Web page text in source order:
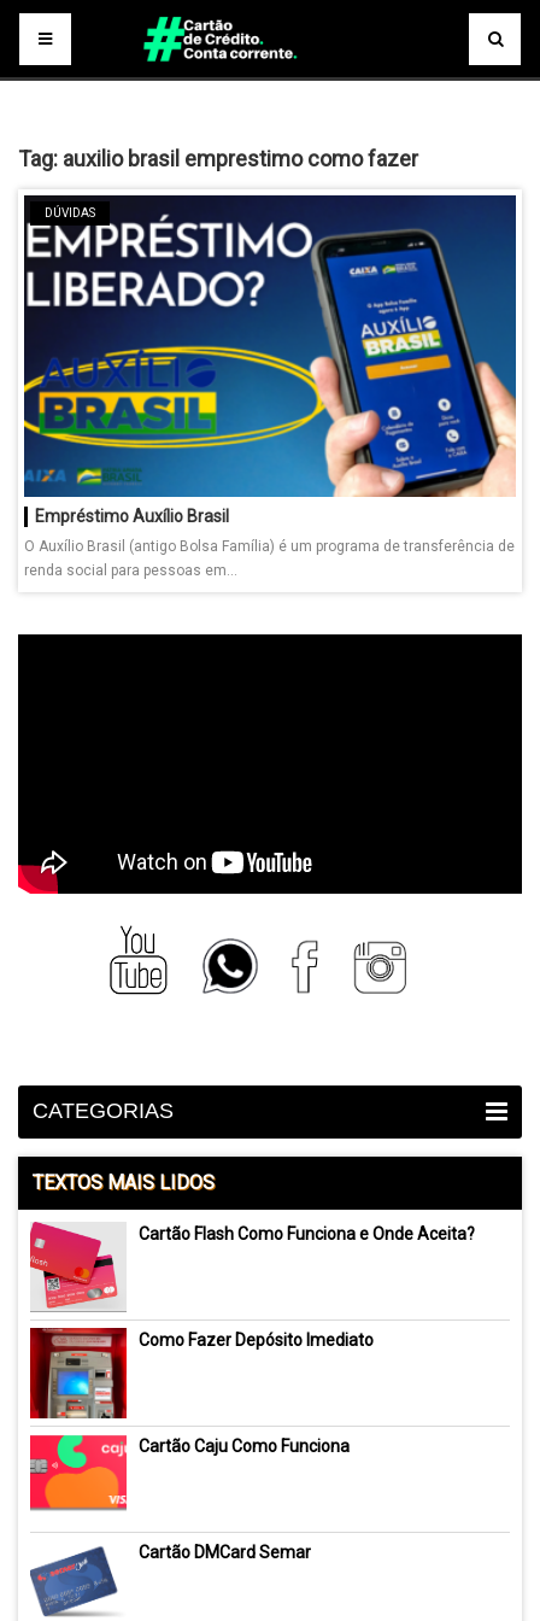
Tag: auxilio brasil emprestimo como fazer
DÚVIDAS
Empréstimo Auxílio Brasil
O Auxílio Brasil (antigo Bolsa Família) é um programa de transferência de
renda social para pessoas em...
CATEGORIAS
TEXTOS MAIS LIDOS
Cartão Flash Como Funciona e Onde Aceita?
Como Fazer Depósito Imediato
Cartão Caju Como Funciona
Cartão DMCard Semar